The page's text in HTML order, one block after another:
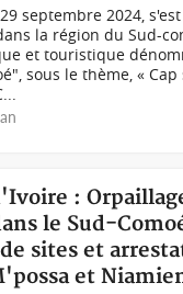
septembre 2024,
la région du Sud-
et touristique
sous le thème, «
:
le Sud-
sites et
et